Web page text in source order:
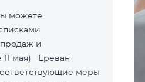
можете
и
Ереван